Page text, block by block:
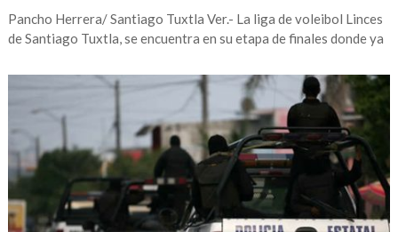
Pancho Herrera/ Santiago Tuxtla Ver.- La liga de voleibol Linces
de Santiago Tuxtla, se encuentra en su etapa de finales donde ya